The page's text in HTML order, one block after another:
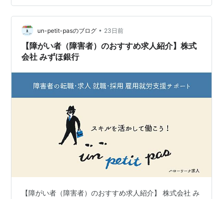
１％の金利 〇キャンペーン期間は、６／１８～９／１７
（2026年） 〇対象の定期預金額は、５０万円～３００万
円 →新たに追加された新規資金（2026/5/31時点と9/30
時点の預金を比較して増えた分）のみ特典の対象 〇例え
ば、３００…
un-petit-pasのブログ • 23日前
【障がい者（障害者）のおすすめ求人紹介】株式
会社 みずほ銀行
【障がい者（障害者）のおすすめ求人紹介】 株式会社 み